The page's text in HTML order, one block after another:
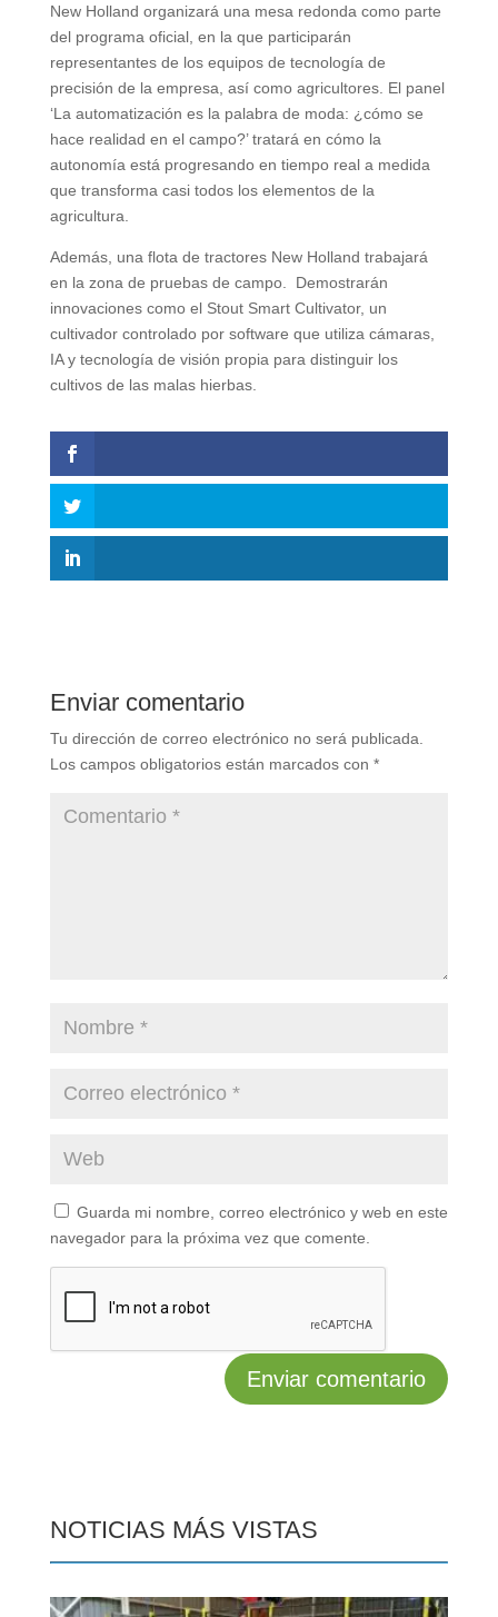
New Holland organizará una mesa redonda como parte
del programa oficial, en la que participarán
representantes de los equipos de tecnología de
precisión de la empresa, así como agricultores. El panel
‘La automatización es la palabra de moda: ¿cómo se
hace realidad en el campo?’ tratará en cómo la
autonomía está progresando en tiempo real a medida
que transforma casi todos los elementos de la
agricultura.
Además, una flota de tractores New Holland trabajará
en la zona de pruebas de campo. Demostrarán
innovaciones como el Stout Smart Cultivator, un
cultivador controlado por software que utiliza cámaras,
IA y tecnología de visión propia para distinguir los
cultivos de las malas hierbas.
Enviar comentario
Tu dirección de correo electrónico no será publicada.
Los campos obligatorios están marcados con *
Guarda mi nombre, correo electrónico y web en este
navegador para la próxima vez que comente.
NOTICIAS MÁS VISTAS